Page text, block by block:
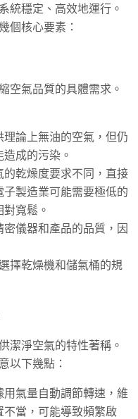
統穩定、高效地運行。
個核心要素：
空氣品質的具體需求。
理論上無油的空氣，但仍
成的污染。
的乾燥度要求不同，直接
製造業可能需要極低的
寬鬆。
密儀器和產品的品質，因
擇乾燥機和儲氣桶的規
潔淨空氣的特性著稱。
以下幾點：
用氣量自動調節轉速，維
當，可能導致頻繁啟